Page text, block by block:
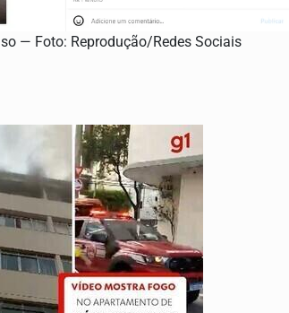
— Foto: Reprodução/Redes Sociais